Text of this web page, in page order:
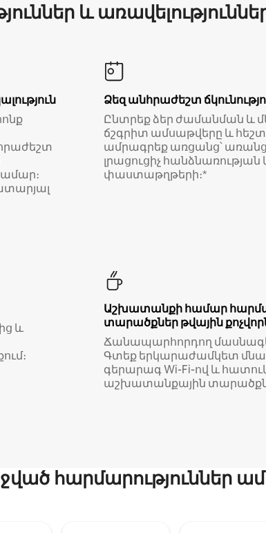
և
Ձեզ անհրաժեշտ
Ընտրեք ձեր ժամանման և
ճշգրիտ ամսաթվերը և
ամրագրեք առցանց՝
լրացուցիչ հանձնառության
փաստաթղթերի։*
և
Աշխատանքի համար
տարածքներ թվային
Ճանապարհորդող
Գտեք երկարաժամկետ
գերարագ Wi-Fi-ով և
աշխատանքային
հարմարություններ